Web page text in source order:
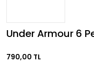
Under Armour 6
790,00 TL